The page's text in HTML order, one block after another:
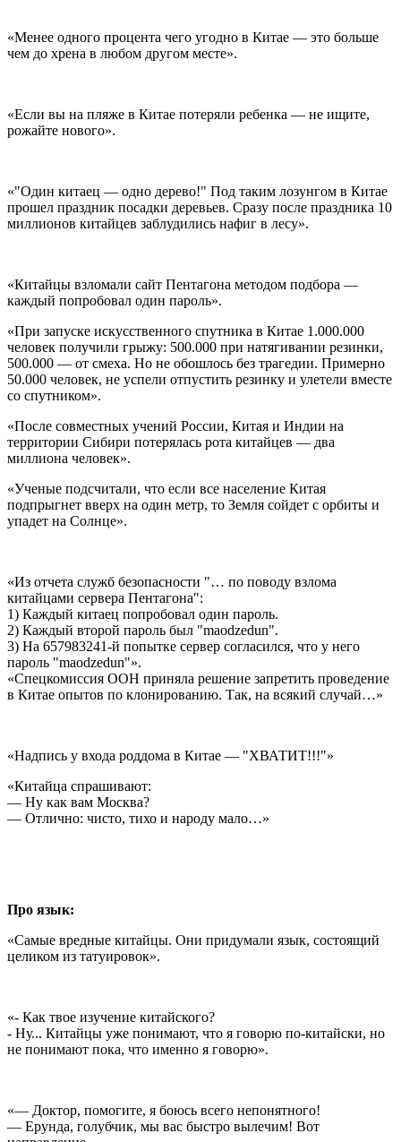
«Менее одного процента чего угодно в Китае — это больше
чем до хрена в любом другом месте».
«Если вы на пляже в Китае потеряли ребенка — не ищите,
рожайте нового».
«"Один китаец — одно дерево!" Под таким лозунгом в Китае
прошел праздник посадки деревьев. Сразу после праздника 10
миллионов китайцев заблудились нафиг в лесу».
«Китайцы взломали сайт Пентагона методом подбора —
каждый попробовал один пароль».
«При запуске искусственного спутника в Китае 1.000.000
человек получили грыжу: 500.000 при натягивании резинки,
500.000 — от смеха. Но не обошлось без трагедии. Примерно
50.000 человек, не успели отпустить резинку и улетели вместе
со спутником».
«После совместных учений России, Китая и Индии на
территории Сибири потерялась рота китайцев — два
миллиона человек».
«Ученые подсчитали, что если все население Китая
подпрыгнет вверх на один метр, то Земля сойдет с орбиты и
упадет на Солнце».
«Из отчета служб безопасности "… по поводу взлома
китайцами сервера Пентагона":
1) Каждый китаец попробовал один пароль.
2) Каждый второй пароль был "maodzedun".
3) На 657983241-й попытке сервер согласился, что у него
пароль "maodzedun"».
«Спецкомиссия ООН приняла решение запретить проведение
в Китае опытов по клонированию. Так, на всякий случай…»
«Надпись у входа роддома в Китае — "ХВАТИТ!!!"»
«Китайца спрашивают:
— Ну как вам Москва?
— Отлично: чисто, тихо и народу мало…»
Про язык:
«Самые вредные китайцы. Они придумали язык, состоящий
целиком из татуировок».
«- Как твое изучение китайского?
- Ну... Китайцы уже понимают, что я говорю по-китайски, но
не понимают пока, что именно я говорю».
«— Доктор, помогите, я боюсь всего непонятного!
— Ерунда, голубчик, мы вас быстро вылечим! Вот